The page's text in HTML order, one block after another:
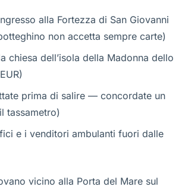
alla Fortezza di San Giovanni
non accetta sempre carte)
chiesa dell’isola della Madonna dello
prima di salire — concordate un
tassametro)
e i venditori ambulanti fuori dalle
vicino alla Porta del Mare sul